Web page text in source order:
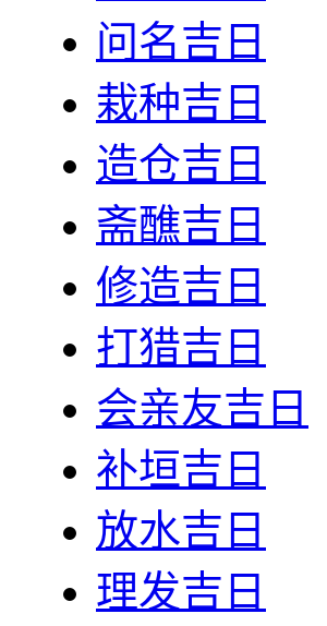
问名吉日
栽种吉日
造仓吉日
斋醮吉日
修造吉日
打猎吉日
会亲友吉日
补垣吉日
放水吉日
理发吉日